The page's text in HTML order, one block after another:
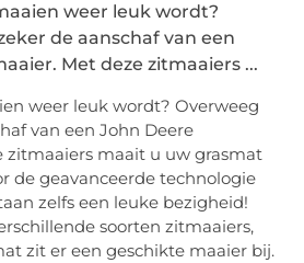
weer leuk wordt?
de aanschaf van een
Met deze zitmaaiers ...
weer leuk wordt? Overweeg
van een John Deere
zitmaaiers maait u uw grasmat
de geavanceerde technologie
zelfs een leuke bezigheid!
soorten zitmaaiers,
zit er een geschikte maaier bij.